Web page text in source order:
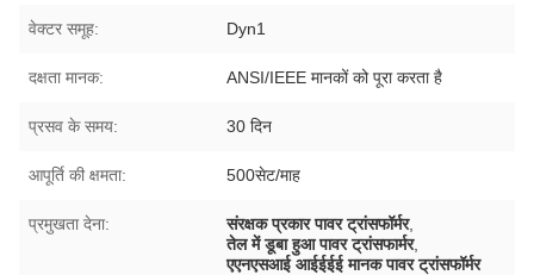
वेक्टर समूह: Dyn1
दक्षता मानक: ANSI/IEEE मानकों को पूरा करता है
प्रसव के समय: 30 दिन
आपूर्ति की क्षमता: 500सेट/माह
प्रमुखता देना: संरक्षक प्रकार पावर ट्रांसफॉर्मर,
तेल में डूबा हुआ पावर ट्रांसफार्मर,
एएनएसआई आईईईई मानक पावर ट्रांसफॉर्मर